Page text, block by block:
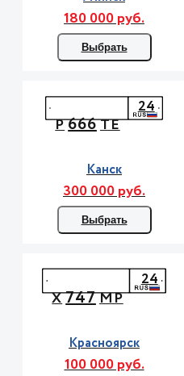
180 000 руб.
Выбрать
Р666ТЕ
24
Канск
300 000 руб.
Выбрать
Х747МР
24
Красноярск
100 000 руб.